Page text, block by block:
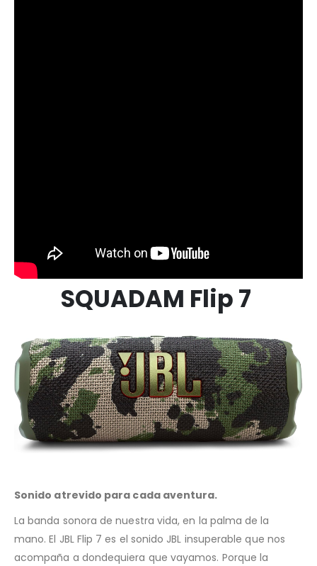
SQUADAM Flip 7
Sonido atrevido para cada aventura.
La banda sonora de nuestra vida, en la palma de la
mano. El JBL Flip 7 es el sonido JBL insuperable que nos
acompaña a dondequiera que vayamos. Porque la